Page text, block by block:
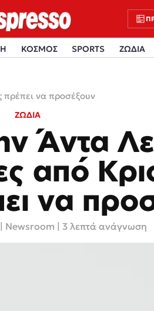
ΚΟΣΜΟΣ SPORTS ΖΩΔΙΑ
πρέπει να προσέξουν
ΖΩΔΙΑ
Άντα
από
να
Newsroom | 3 λεπτά ανάγνωση